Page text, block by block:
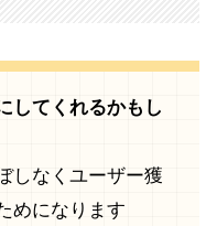
してくれるかもし
しなくユーザー獲
めになります